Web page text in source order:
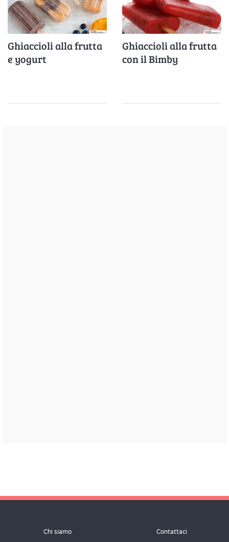
Ghiaccioli alla frutta
e yogurt
Ghiaccioli alla frutta
con il Bimby
Chi siamo Contattaci